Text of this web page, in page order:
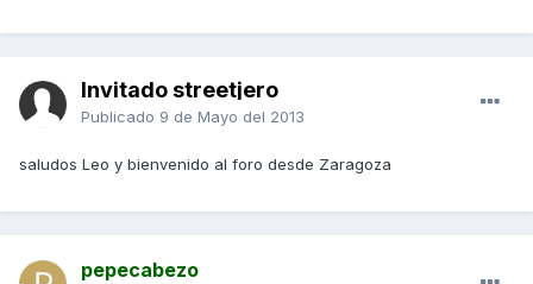
Invitado streetjero
Publicado 9 de Mayo del 2013
saludos Leo y bienvenido al foro desde Zaragoza
pepecabezo